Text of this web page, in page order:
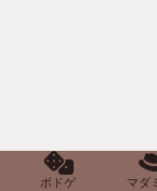
ボドゲ マダ